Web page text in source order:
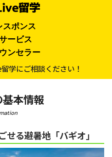
スポンス
ービス
ンセラー
学にご相談ください！
本情報
せる避暑地「バギオ」